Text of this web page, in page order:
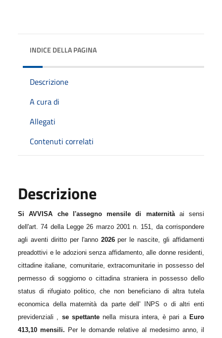
INDICE DELLA PAGINA
Descrizione
A cura di
Allegati
Contenuti correlati
Descrizione
Si AVVISA che l'assegno mensile di maternità ai sensi
dell'art. 74 della Legge 26 marzo 2001 n. 151, da corrispondere
agli aventi diritto per l'anno 2026per le nascite, gli affidamenti
preadottivi e le adozioni senza affidamento, alle donne residenti,
cittadine italiane, comunitarie, extracomunitarie in possesso del
permesso di soggiorno o cittadina straniera in possesso dello
status di rifugiato politico, che non beneficiano di altra tutela
economica della maternità da parte dell' INPS o di altri enti
previdenziali , se spettantenella misura intera, è pari aEuro
413,10 mensili. Per le domande relative al medesimo anno, il